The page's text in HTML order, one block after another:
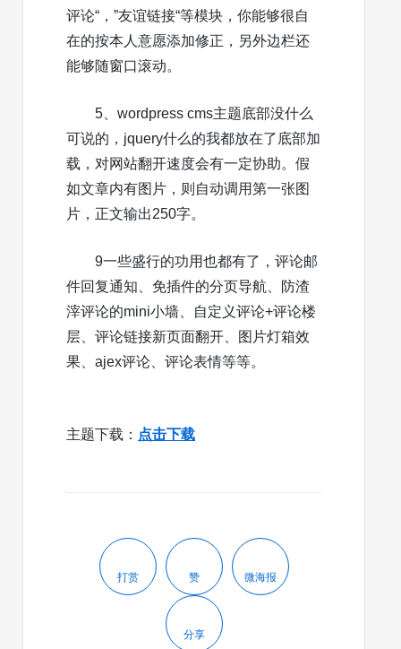
评论“，”友谊链接“等模块，你能够很自
在的按本人意愿添加修正，另外边栏还
能够随窗口滚动。
5、wordpress cms主题底部没什么
可说的，jquery什么的我都放在了底部加
载，对网站翻开速度会有一定协助。假
如文章内有图片，则自动调用第一张图
片，正文输出250字。
9一些盛行的功用也都有了，评论邮
件回复通知、免插件的分页导航、防渣
滓评论的mini小墙、自定义评论+评论楼
层、评论链接新页面翻开、图片灯箱效
果、ajex评论、评论表情等等。
主题下载： 点击下载
打赏 赞 微海报
分享